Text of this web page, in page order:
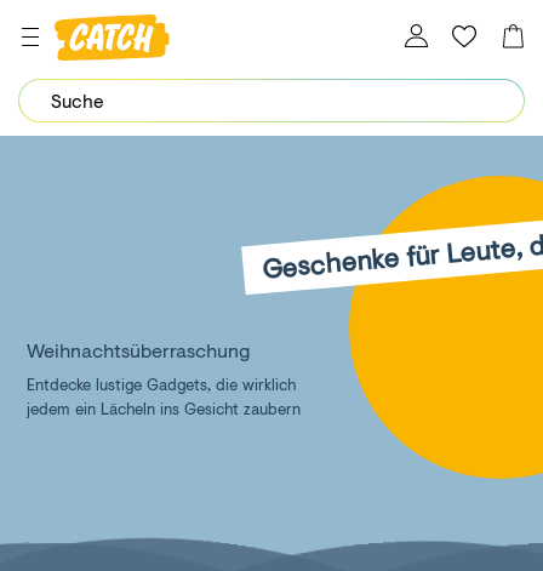
Dein Password wurde erfolgreich geändert.
Weihnachtsüberraschung
Entdecke lustige Gadgets, die wirklich
jedem ein Lächeln ins Gesicht zaubern
Geschenke für